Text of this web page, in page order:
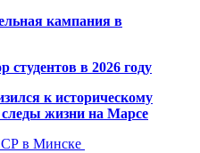
кампания в
студентов в 2026 году
к историческому
следы жизни на Марсе
в Минске